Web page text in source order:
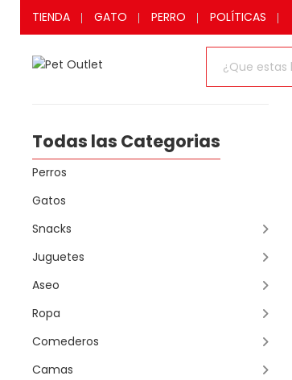
TIENDA GATO PERRO POLÍTICAS
Todas las Categorias
Perros
Gatos
Snacks
Juguetes
Aseo
Ropa
Comederos
Camas